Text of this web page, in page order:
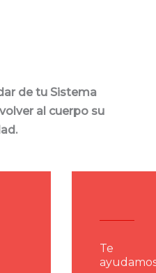
de tu Sistema
al cuerpo su
Te